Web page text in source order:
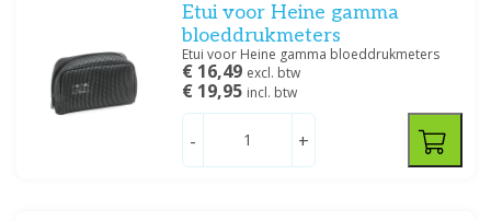
Filter op merk
Heine(20)
Etui voor Heine gamma
bloeddrukmeters
Etui voor Heine gamma bloeddrukmeters
€ 16,49 excl. btw
€ 19,95 incl. btw
- +